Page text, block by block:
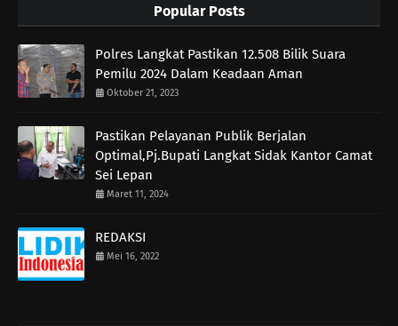
Popular Posts
Polres Langkat Pastikan 12.508 Bilik Suara
Pemilu 2024 Dalam Keadaan Aman
Oktober 21, 2023
Pastikan Pelayanan Publik Berjalan
Optimal,Pj.Bupati Langkat Sidak Kantor Camat
Sei Lepan
Maret 11, 2024
REDAKSI
Mei 16, 2022